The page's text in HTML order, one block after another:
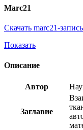
Marc21
Скачать marc21-запись
Показать
Описание
Автор
Заглавие